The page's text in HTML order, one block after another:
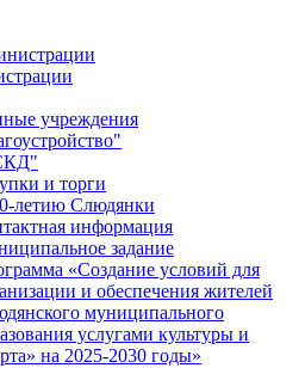
учреждения
и торги
летию Слюдянки
информация
задание
«Создание условий для
и обеспечения жителей
муниципального
услугами культуры и
на 2025-2030 годы»